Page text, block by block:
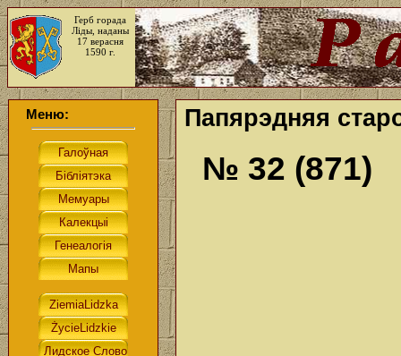
Герб горада
Ліды, наданы
17 верасня
1590 г.
Меню: Папярэдняя
№ 32 (871)